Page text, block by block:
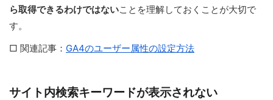
ら取得できるわけではないことを理解しておくことが大切で
す。
□ 関連記事： GA4のユーザー属性の設定方法
サイト内検索キーワードが表示されない